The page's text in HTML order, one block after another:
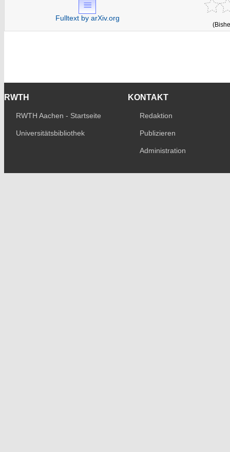
Fulltext by arXiv.org
RWTH
RWTH Aachen - Startseite
Universitätsbibliothek
KONTAKT
Redaktion
Publizieren
Administration